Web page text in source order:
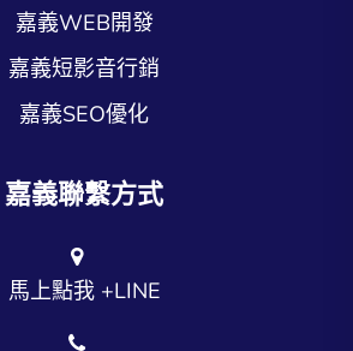
嘉義WEB開發
嘉義短影音行銷
嘉義SEO優化
嘉義聯繫方式
馬上點我 +LINE